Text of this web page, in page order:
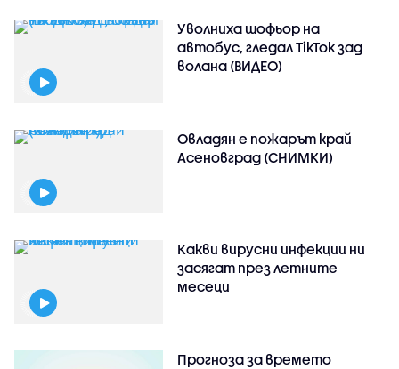
Уволниха шофьор на
автобус, гледал TikTok зад
волана (ВИДЕО)
Овладян е пожарът край
Асеновград (СНИМКИ)
Какви вирусни инфекции ни
засягат през летните
месеци
Прогноза за времето